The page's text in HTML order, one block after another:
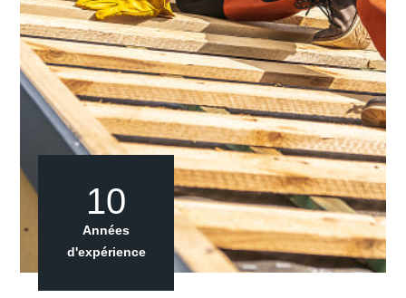
10
Années
d'expérience